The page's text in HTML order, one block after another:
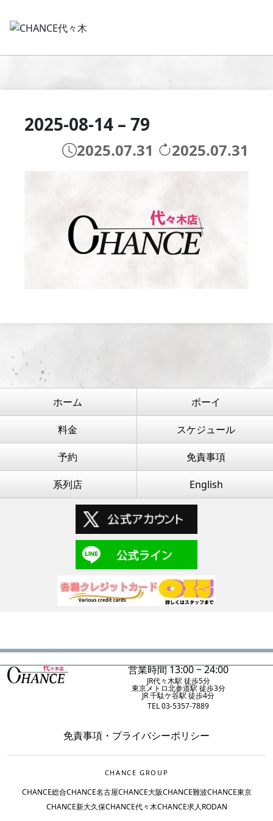
2025-08-14 – 79
2025.07.31 2025.07.31
ホーム ボーイ
料金 スケジュール
予約 免責事項
系列店 English
営業時間 13:00 ~ 24:00
JR代々木駅 徒歩5分
東京メトロ北参道駅 徒歩3分
JR 千駄ケ谷駅 徒歩4分
TEL 03-5357-7889
免責事項 ・ プライバシーポリシー
CHANCE GROUP
CHANCE総合CHANCE名古屋CHANCE大阪CHANCE難波CHANCE東京
CHANCE新大久保CHANCE代々木CHANCE求人RODAN